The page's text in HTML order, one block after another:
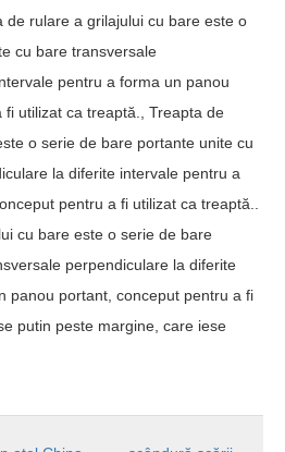
de rulare a grilajului cu bare este o
cu bare transversale
pentru a forma un panou
utilizat ca treaptă., Treapta de
o serie de bare portante unite cu
la diferite intervale pentru a
pentru a fi utilizat ca treaptă..
cu bare este o serie de bare
perpendiculare la diferite
panou portant, conceput pentru a fi
putin peste margine, care iese